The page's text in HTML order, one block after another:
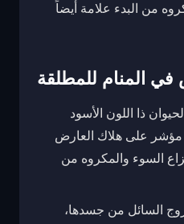
من البدء علامة أيضاً
المنام للمطلقة
ذا اللون الأسود
على هلاك العارض
السوء والمكروه من
السائل من جسدها،